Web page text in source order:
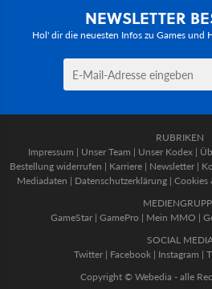
NEWSLETTER
Hol' dir die neuesten Infos zu Games und
RUBRIKEN
Impressum | Unser Team | Unser Kodex |
Bestellung widerrufen | Karriere | Newsletter |
Mediadaten | Datenschutzerklärung | Cookies
GameStar| GamePro | Mein MMO |
SOCIAL
Twitter | Facebook | Instagram |
Copyright © Webedia - alle